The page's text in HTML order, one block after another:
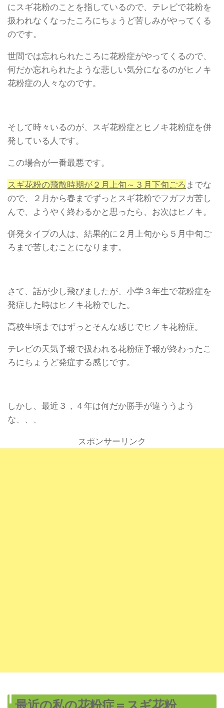
にスギ花粉のことを指しているので、テレビで花粉を
扱われなくなったころにちょうど苦しみがやってくる
のです。
世間では忘れられたころに花粉症がやってくるので、
何だか忘れられたような悲しい気分になるのがヒノキ
花粉症の人々なのです。
そして時々いるのが、スギ花粉症とヒノキ花粉症を併
発している人です。
この場合が一番最悪です。
スギ花粉の飛散時期が２月上旬～３月下旬ごろ までな
ので、２月から春までずっとスギ花粉でフガフガ苦し
んで、ようやく終わるかと思ったら、お次はヒノキ。
併発タイプの人は、結果的に２月上旬から５月中旬ご
ろまで苦しむことになります。
さて、話が少し飛びましたが、小学３年生で花粉症を
発症した時はヒノキ花粉でした。
高校生頃まではずっとそんな感じでヒノキ花粉症。
テレビの天気予報で扱われる花粉症予報が終わったこ
ろにちょうど発症する感じです。
しかし、最近３，４年は何だか勝手が違ううよう
な、、、
スポンサーリンク